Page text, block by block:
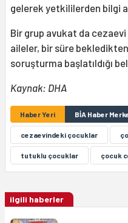
gelerek yetkililerden bilgi
Bir grup avukat da
aileler, bir süre
soruşturma başlatıldığı
Kaynak: DHA
Haber Yeri BİA Haber
cezaevindeki çocuklar
tutuklu çocuklar çocuk
ilgili haberler